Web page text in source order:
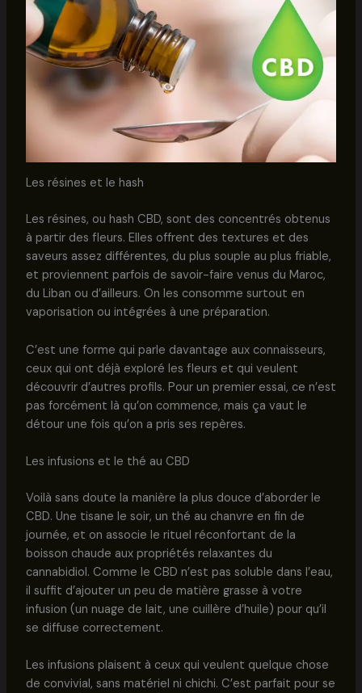
Les résines et le hash
Les résines, ou hash CBD, sont des concentrés obtenus
à partir des fleurs. Elles offrent des textures et des
saveurs assez différentes, du plus souple au plus friable,
et proviennent parfois de savoir-faire venus du Maroc,
du Liban ou d’ailleurs. On les consomme surtout en
vaporisation ou intégrées à une préparation.
C’est une forme qui parle davantage aux connaisseurs,
ceux qui ont déjà exploré les fleurs et qui veulent
découvrir d’autres profils. Pour un premier essai, ce n’est
pas forcément là qu’on commence, mais ça vaut le
détour une fois qu’on a pris ses repères.
Les infusions et le thé au CBD
Voilà sans doute la manière la plus douce d’aborder le
CBD. Une tisane le soir, un thé au chanvre en fin de
journée, et on associe le rituel réconfortant de la
boisson chaude aux propriétés relaxantes du
cannabidiol. Comme le CBD n’est pas soluble dans l’eau,
il suffit d’ajouter un peu de matière grasse à votre
infusion (un nuage de lait, une cuillère d’huile) pour qu’il
se diffuse correctement.
Les infusions plaisent à ceux qui veulent quelque chose
de convivial, sans matériel ni chichi. C’est parfait pour se